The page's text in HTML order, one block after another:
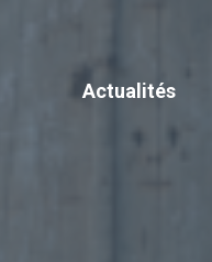
Actualités